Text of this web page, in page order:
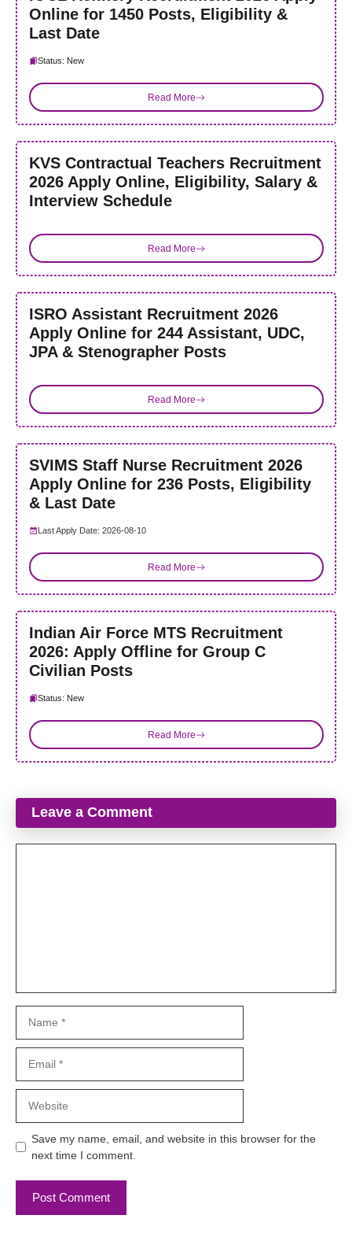
Online for 1450 Posts, Eligibility &
Last Date
Status: New
Read More
KVS Contractual Teachers Recruitment
2026 Apply Online, Eligibility, Salary &
Interview Schedule
Read More
ISRO Assistant Recruitment 2026
Apply Online for 244 Assistant, UDC,
JPA & Stenographer Posts
Read More
SVIMS Staff Nurse Recruitment 2026
Apply Online for 236 Posts, Eligibility
& Last Date
Last Apply Date: 2026-08-10
Read More
Indian Air Force MTS Recruitment
2026: Apply Offline for Group C
Civilian Posts
Status: New
Read More
Leave a Comment
Save my name, email, and website in this browser for the
next time I comment.